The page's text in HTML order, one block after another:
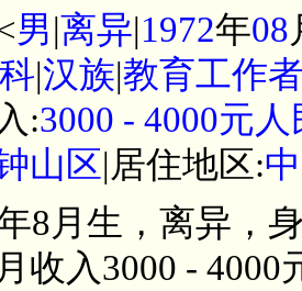
男|离异|1972年08
|汉族|教育工作
:3000 - 4000元
山区|居住地区:
8月生，离异，
收入3000 -